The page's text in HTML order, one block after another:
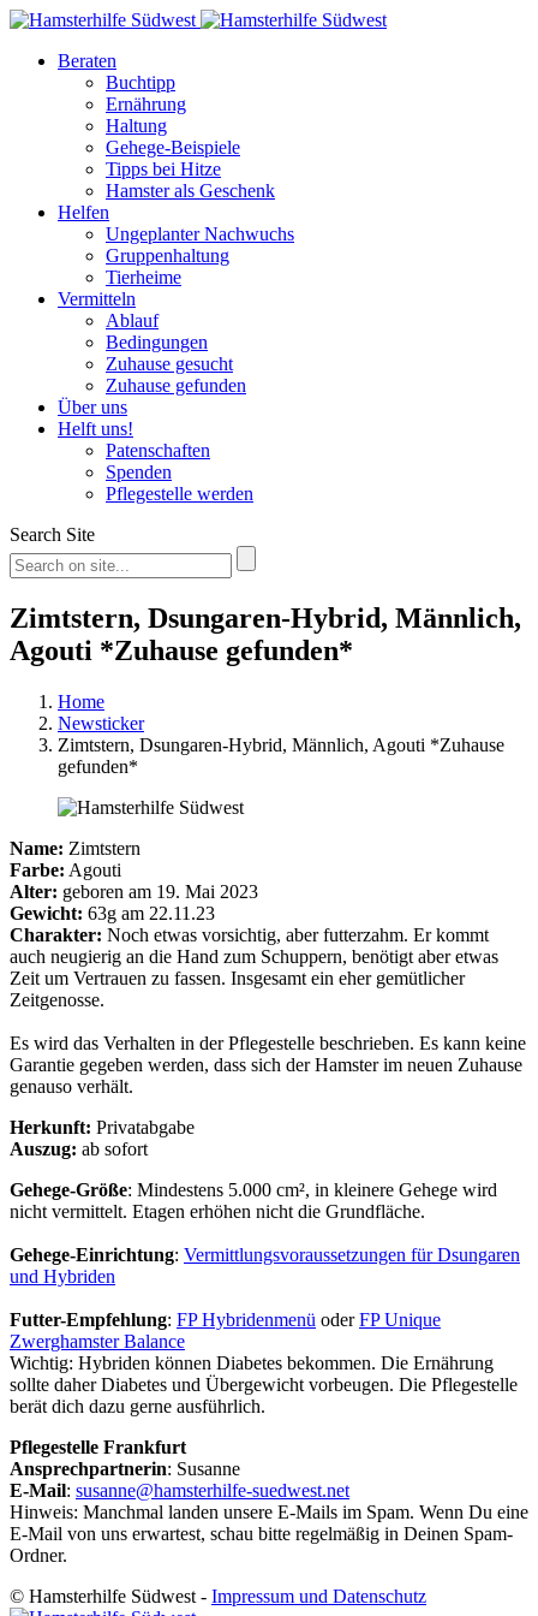
Beraten
Buchtipp
Ernährung
Haltung
Gehege-Beispiele
Tipps bei Hitze
Hamster als Geschenk
Helfen
Ungeplanter Nachwuchs
Gruppenhaltung
Tierheime
Vermitteln
Ablauf
Bedingungen
Zuhause gesucht
Zuhause gefunden
Über uns
Helft uns!
Patenschaften
Spenden
Pflegestelle werden
Search Site
Zimtstern, Dsungaren-Hybrid, Männlich,
Agouti *Zuhause gefunden*
Home
Newsticker
Zimtstern, Dsungaren-Hybrid, Männlich, Agouti *Zuhause
gefunden*
Name: Zimtstern
Farbe: Agouti
Alter: geboren am 19. Mai 2023
Gewicht: 63g am 22.11.23
Charakter: Noch etwas vorsichtig, aber futterzahm. Er kommt
auch neugierig an die Hand zum Schuppern, benötigt aber etwas
Zeit um Vertrauen zu fassen. Insgesamt ein eher gemütlicher
Zeitgenosse.
Es wird das Verhalten in der Pflegestelle beschrieben. Es kann keine
Garantie gegeben werden, dass sich der Hamster im neuen Zuhause
genauso verhält.
Herkunft: Privatabgabe
Auszug: ab sofort
Gehege-Größe: Mindestens 5.000 cm², in kleinere Gehege wird
nicht vermittelt. Etagen erhöhen nicht die Grundfläche.
Gehege-Einrichtung: Vermittlungsvoraussetzungen für Dsungaren
und Hybriden
Futter-Empfehlung: FP Hybridenmenü oderFP Unique
Zwerghamster Balance
Wichtig: Hybriden können Diabetes bekommen. Die Ernährung
sollte daher Diabetes und Übergewicht vorbeugen. Die Pflegestelle
berät dich dazu gerne ausführlich.
Pflegestelle Frankfurt
Ansprechpartnerin: Susanne
E-Mail: susanne@hamsterhilfe-suedwest.net
Hinweis: Manchmal landen unsere E-Mails im Spam. Wenn Du eine
E-Mail von uns erwartest, schau bitte regelmäßig in Deinen Spam-
Ordner.
© Hamsterhilfe Südwest - Impressum und Datenschutz